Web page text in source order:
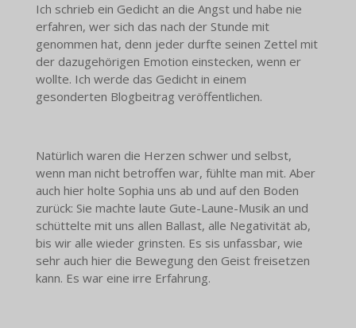
Ich schrieb ein Gedicht an die Angst und habe nie
erfahren, wer sich das nach der Stunde mit
genommen hat, denn jeder durfte seinen Zettel mit
der dazugehörigen Emotion einstecken, wenn er
wollte. Ich werde das Gedicht in einem
gesonderten Blogbeitrag veröffentlichen.
Natürlich waren die Herzen schwer und selbst,
wenn man nicht betroffen war, fühlte man mit. Aber
auch hier holte Sophia uns ab und auf den Boden
zurück: Sie machte laute Gute-Laune-Musik an und
schüttelte mit uns allen Ballast, alle Negativität ab,
bis wir alle wieder grinsten. Es sis unfassbar, wie
sehr auch hier die Bewegung den Geist freisetzen
kann. Es war eine irre Erfahrung.